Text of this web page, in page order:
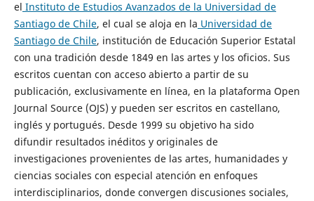
el Instituto de Estudios Avanzados de la Universidad de
Santiago de Chile, el cual se aloja en la Universidad de
Santiago de Chile, institución de Educación Superior Estatal
con una tradición desde 1849 en las artes y los oficios. Sus
escritos cuentan con acceso abierto a partir de su
publicación, exclusivamente en línea, en la plataforma Open
Journal Source (OJS) y pueden ser escritos en castellano,
inglés y portugués. Desde 1999 su objetivo ha sido
difundir resultados inéditos y originales de
investigaciones provenientes de las artes, humanidades y
ciencias sociales con especial atención en enfoques
interdisciplinarios, donde convergen discusiones sociales,